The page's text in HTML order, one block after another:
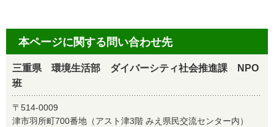
本ページに関する問い合わせ先
三重県 環境生活部 ダイバーシティ社会推進課 NPO
班
〒514-0009
津市羽所町700番地（アスト津3階 みえ県民交流センター内）